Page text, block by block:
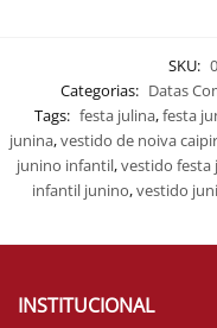
SKU:
Categorias: Datas
Tags: festa julina,festa
junina,vestido de noiva
junino infantil,vestido festa
infantil junino,vestido
INSTITUCIONAL